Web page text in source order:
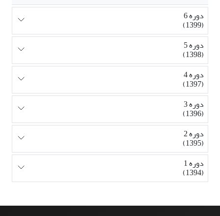
دوره 6
(1399)
دوره 5
(1398)
دوره 4
(1397)
دوره 3
(1396)
دوره 2
(1395)
دوره 1
(1394)